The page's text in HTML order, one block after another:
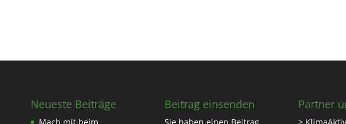
Neueste Beiträge
Mach mit beim
Beitrag einsenden
Sie haben einen Beitrag
Partner
>